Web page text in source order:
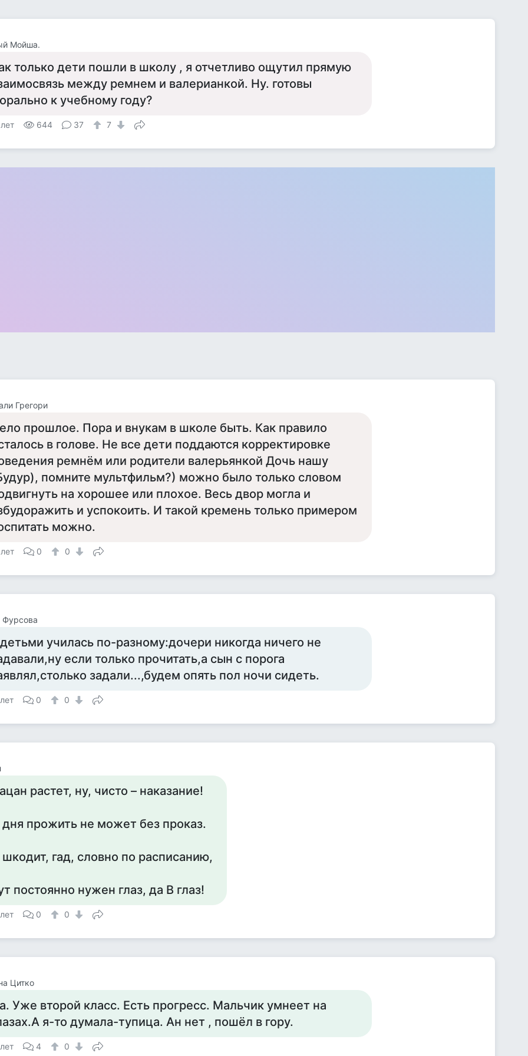
Мойша.
только дети пошли в школу , я отчетливо ощутил прямую
между ремнем и валерианкой. Ну. готовы
к учебному году?
644 37 7
Грегори
прошлое. Пора и внукам в школе быть. Как правило
в голове. Не все дети поддаются корректировке
ремнём или родители валерьянкой Дочь нашу
помните мультфильм?) можно было только словом
на хорошее или плохое. Весь двор могла и
и успокоить. И такой кремень только примером
можно.
0 0
Фурсова
училась по-разному:дочери никогда ничего не
если только прочитать,а сын с порога
задали...,будем опять пол ночи сидеть.
0 0
растет, ну, чисто – наказание!
прожить не может без проказ.
гад, словно по расписанию,
постоянно нужен глаз, да В глаз!
0 0
Цитко
Уже второй класс. Есть прогресс. Мальчик умнеет на
я-то думала-тупица. Ан нет , пошёл в гору.
4 0